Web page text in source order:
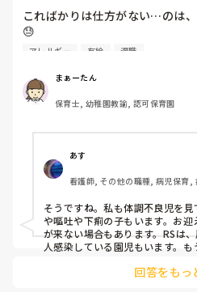
こればかりは仕方がない…のは
😓
・９月16日と17日
→37.5〜37.8の発熱で休み。
・9月22日
→朝から目が開かないくらいパ
で、休みをもらって眼科に行く。
アレルギーとのことで点眼をさ
まる
・９月２３日の今日。
なのに、いま触ったら「熱くね
アレルギー 有給 退職
まぁーたん
保育士, 幼稚園教諭, 認可保育園
あす
看護師, その他の職種, 病児保育,
そうですね。私も体調不良児を
や嘔吐や下痢の子もいます。お
が来ない場合もあります。RSは
人感染している園児もいます。
回答をもっ